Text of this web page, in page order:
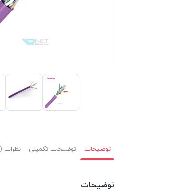
توضیحات توضیحات تکمیلی نظرات (0)
توضیحات